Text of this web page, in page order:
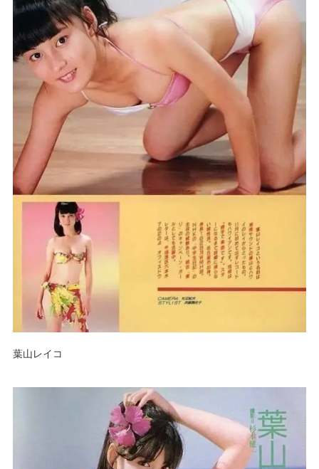
葉山レイコ